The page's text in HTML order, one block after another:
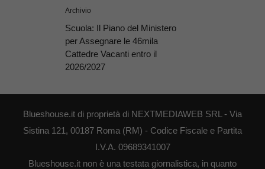
Archivio
Scuola: Il Piano del Ministero
per Assegnare le 46mila
Cattedre Vacanti entro il
2026/2027
Blueshouse.it di proprietà di NEXTMEDIAWEB SRL - Via
Sistina 121, 00187 Roma (RM) - Codice Fiscale e Partita
I.V.A. 09689341007
Blueshouse.it non è una testata giornalistica, in quanto